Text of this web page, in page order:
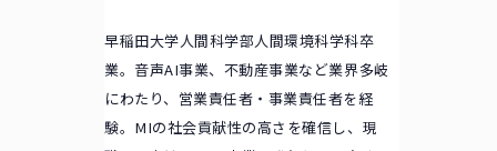
早稲田大学人間科学部人間環境科学科卒
業。音声AI事業、不動産事業など業界多岐
にわたり、営業責任者・事業責任者を経
験。MIの社会貢献性の高さを確信し、現